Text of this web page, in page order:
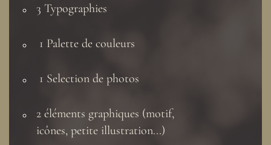
3 Typographies
1 Palette de couleurs
1 Selection de photos
2 éléments graphiques (motif,
icônes, petite illustration...)